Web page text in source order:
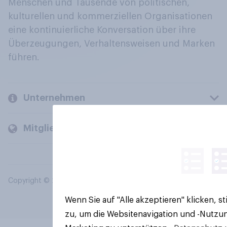
Menschen und Tausende von politischen,
kulturellen und kommerziellen Organisationen
eine kontinuierliche Konversation über ihre
Überzeugungen, Verhaltensweisen und Marken
führen.
Unternehmen
Mitglieder und Kunden
Copyright © 2026 YouGov PLC. Alle Rechte vorbehalten.
Wenn Sie auf "Alle akzeptieren" klicken,
zu, um die Websitenavigation und -